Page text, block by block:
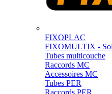
FIXOPLAC
FIXOMULTIX -
Tubes multicouche
Raccords MC
Accessoires MC
Tubes PER
Raccords PER